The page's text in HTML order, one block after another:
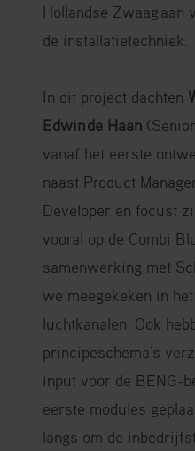
Hollandse Zwaagaan
de installatietechniek.
In dit project dachten
Edwin de Haan
vanaf het eerste
naast Product
Developer en focust
vooral op de Combi
samenwerking met
we meegekeken in
luchtkanalen. Ook
principeschema’s
input voor de BENG-
eerste modules
langs om de